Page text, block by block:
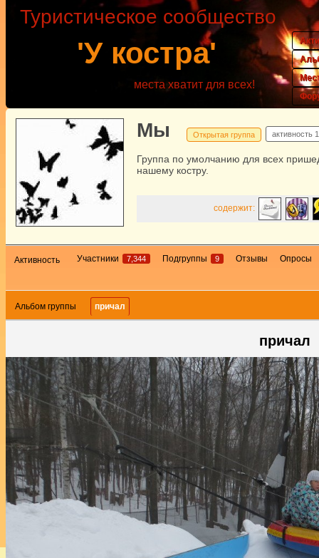
'У костра'
Туристическое сообщество
места хватит для всех!
Мы Открытая группа активность
Группа по умолчанию для всех
нашему костру.
содержит:
Активность Участники 7,344 Подгруппы 9 Отзывы Опросы
Альбом группы причал
причал